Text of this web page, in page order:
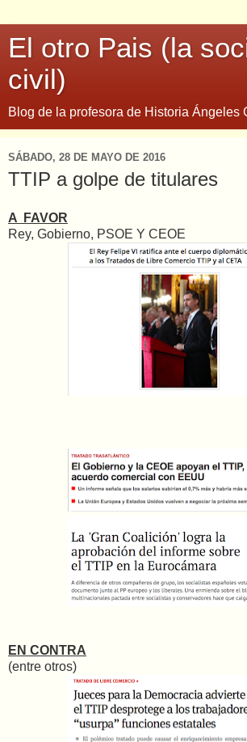
El otro Pais (la
civil)
Blog de la profesora de Historia Ángeles
SÁBADO, 28 DE MAYO DE 2016
TTIP a golpe de titulares
A FAVOR
Rey, Gobierno, PSOE Y CEOE
EN CONTRA
(entre otros)